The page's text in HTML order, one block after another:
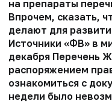
на препараты
Впрочем, сказать,
делают для
Источники «ФВ» в
декабря Перечень
распоряжением
ознакомиться с
недели было